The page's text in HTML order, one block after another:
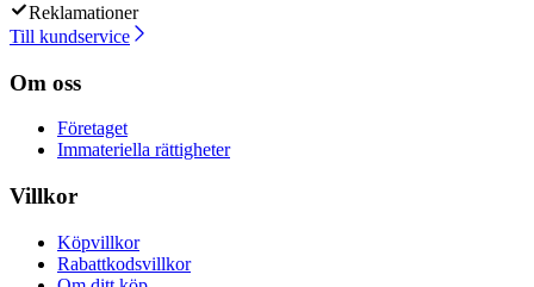
Reklamationer
Till kundservice
Om oss
Företaget
Immateriella rättigheter
Villkor
Köpvillkor
Rabattkodsvillkor